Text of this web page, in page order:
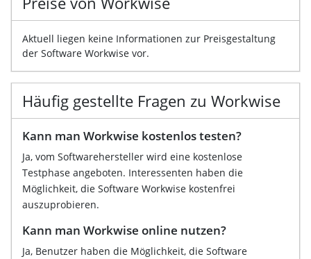
Aktuell liegen keine Informationen zur Preisgestaltung
der Software Workwise vor.
Häufig gestellte Fragen zu Workwise
Kann man Workwise kostenlos testen?
Ja, vom Softwarehersteller wird eine kostenlose
Testphase angeboten. Interessenten haben die
Möglichkeit, die Software Workwise kostenfrei
auszuprobieren.
Kann man Workwise online nutzen?
Ja, Benutzer haben die Möglichkeit, die Software